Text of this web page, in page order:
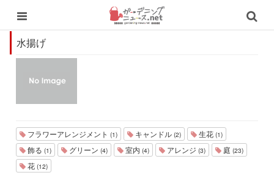
水揚げ
フラワーアレンジメント (1) キャンドル (2) 生花 (1)
飾る (1) グリーン (4) 室内 (4) アレンジ (3) 庭 (23)
花 (12)